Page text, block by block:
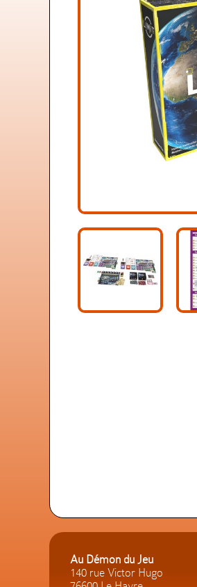
Au Démon du Jeu
140 rue Victor Hugo